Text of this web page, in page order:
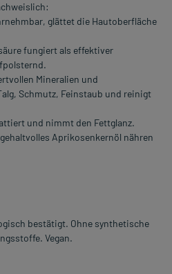
glättet die Hautoberfläche
fungiert als effektiver
Mineralien und
Schmutz, Feinstaub und reinigt
und nimmt den Fettglanz.
Aprikosenkernöl nähren
bestätigt. Ohne synthetische
Vegan.